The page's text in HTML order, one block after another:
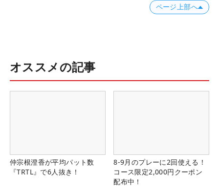
ページ上部へ
オススメの記事
仲宗根澄香が平均パット数
『TRTL』で6人抜き！
8-9月のプレーに2回使える！
コース限定2,000円クーポン
配布中！